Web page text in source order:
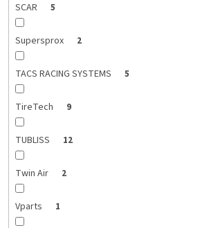
SCAR 5
Supersprox 2
TACS RACING SYSTEMS 5
TireTech 9
TUBLISS 12
Twin Air 2
Vparts 1